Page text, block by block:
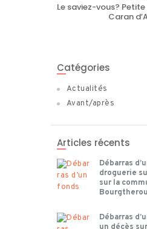
Le saviez-vous?
Caran
Catégories
Actualités
Avant/après
Articles récents
Débarras
droguerie
sur la
Débarras